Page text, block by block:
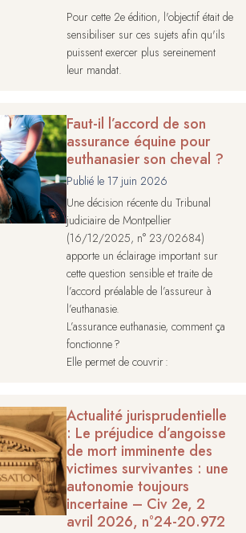
Pour cette 2e édition, l'objectif était de
sensibiliser sur ces sujets afin qu'ils
puissent exercer plus sereinement
leur mandat.
Faut-il l’accord de son
assurance équine pour
euthanasier son cheval ?
Publié le 17 juin 2026
Une décision récente du Tribunal
judiciaire de Montpellier
(16/12/2025, n° 23/02684)
apporte un éclairage important sur
cette question sensible et traite de
l’accord préalable de l’assureur à
l’euthanasie.
L’assurance euthanasie, comment ça
fonctionne ?
Elle permet de couvrir :
Actualité jurisprudentielle
: Le préjudice d’angoisse
de mort imminente des
victimes survivantes : une
autonomie toujours
incertaine – Civ 2e, 2
avril 2026, n°24-20.972